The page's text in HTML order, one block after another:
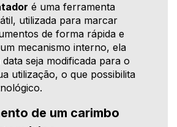
é uma ferramenta
utilizada para marcar
de forma rápida e
mecanismo interno, ela
seja modificada para o
utilização, o que possibilita
de um carimbo